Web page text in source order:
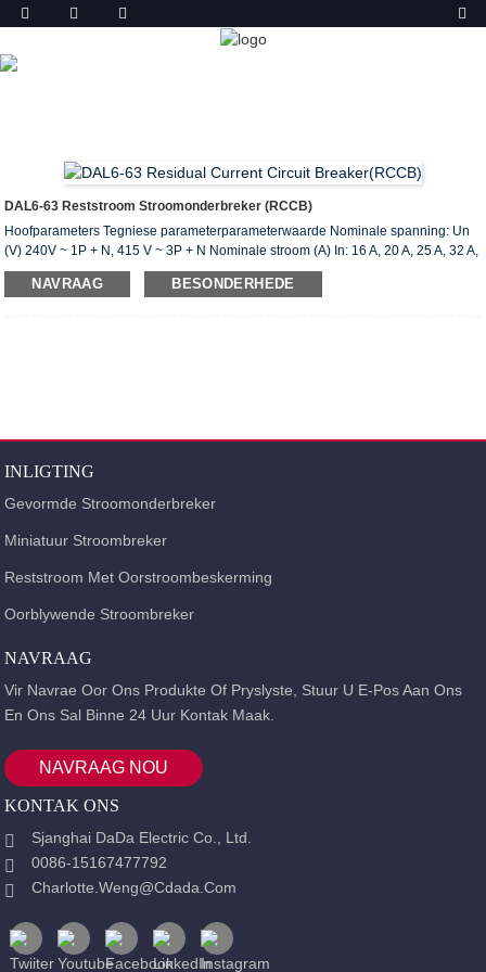
PRODUK
DAL6-63 Reststroom Stroomonderbreker (RCCB)
Hoofparameters Tegniese parameterparameterwaarde Nominale spanning: Un
(V) 240V ~ 1P + N, 415 V ~ 3P + N Nominale stroom (A) In: 16 A, 20 A, 25 A, 32 A,
A, 40 tot 50 A , 63 A Nominale restbedryfsstroom I (A): 0,03,0,1,0.3 Die aantal 1 p
+ N, 3 p + N WS-tipe, A-tipe volgens die werkende toestand met
NAVRAAG BESONDERHEDE
INLIGTING
Gevormde Stroomonderbreker
Miniatuur Stroombreker
Reststroom Met Oorstroombeskerming
Oorblywende Stroombreker
NAVRAAG
Vir Navrae Oor Ons Produkte Of Pryslyste, Stuur U E-Pos Aan Ons
En Ons Sal Binne 24 Uur Kontak Maak.
NAVRAAG NOU
KONTAK ONS
Sjanghai DaDa Electric Co., Ltd.
0086-15167477792
Charlotte.weng@cdada.com